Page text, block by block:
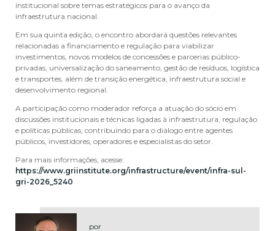
institucional sobre temas estratégicos para o avanço da
infraestrutura nacional.
Em sua quinta edição, o encontro abordará questões relevantes
relacionadas a financiamento e regulação para viabilizar
investimentos, novos modelos de concessões e parcerias público-
privadas, universalização do saneamento, gestão de resíduos, logística
e transportes, além de transição energética, infraestrutura social e
desenvolvimento regional.
A participação como moderador reforça a atuação do sócio em
discussões institucionais e técnicas ligadas à infraestrutura, regulação
e políticas públicas, contribuindo para o diálogo entre agentes
públicos, investidores, operadores e especialistas do setor.
Para mais informações, acesse:
https://www.griinstitute.org/infrastructure/event/infra-sul-
gri-2026_5240
por